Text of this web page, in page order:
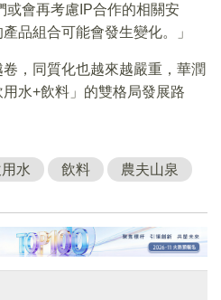
或會再考慮IP合作的相關安
品組合可能會發生變化。」
，同質化也越來越嚴重，華潤
水+飲料」的雙格局發展路
水 飲料 農夫山泉